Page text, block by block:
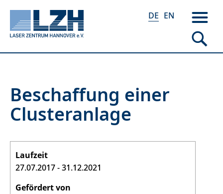
zum
Inhalt
DE EN
Beschaffung einer
Clusteranlage
Laufzeit
27.07.2017-31.12.2021
Gefördert von